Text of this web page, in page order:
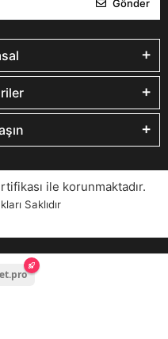
Gönder
ile korunmaktadır.
Saklıdır